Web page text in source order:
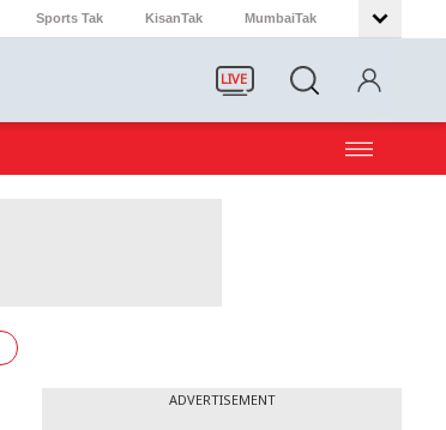
Sports Tak KisanTak MumbaiTak
LIVE
ADVERTISEMENT